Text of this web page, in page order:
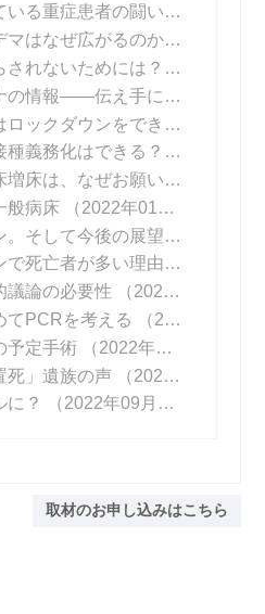
第70回 今も続いている重症患者の闘い
（2021年
第71回 ワクチンデマはなぜ広がるのか？
第72回 デマに踊らされないためには？
（2021年
第73回 新型コロナの情報――伝え手に求められること
第74回 なぜ日本はロックダウンをできなかったのか？
第75回 ワクチン接種義務化はできる？ できない？
第76回 コロナ病床増床は、なぜお願いベースなのか？
般病床
（2022年01月24日 掲載）
第78回 オミクロン。そして今後の展望
（2022年
第79回 オミクロンで死亡者が多い理由
（2022年
議論の必要性
（2022年03月21日 掲載）
てPCRを考える
（2022年04月04日 掲載）
予定手術
（2022年04月25日 掲載）
死」遺族の声
（2022年05月23日 掲載）
に？
（2022年09月09日 掲載）
取材のお申し込みはこちら